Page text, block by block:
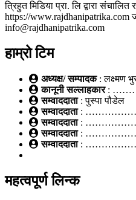
त्रिहुत मिडिया प्रा. लि द्वारा
https://www.rajdhanipatrika.com
info@rajdhanipatrika.com
हाम्रो टिम
अध्यक्ष/ सम्पादक: लक्ष्मण
कानूनी सल्लाहकार :
सम्वाददाता: पुस्पा पौडेल
सम्वाददाता :
सम्वाददाता:
सम्वाददाता:
सम्वाददाता:
महत्वपूर्ण लिन्क